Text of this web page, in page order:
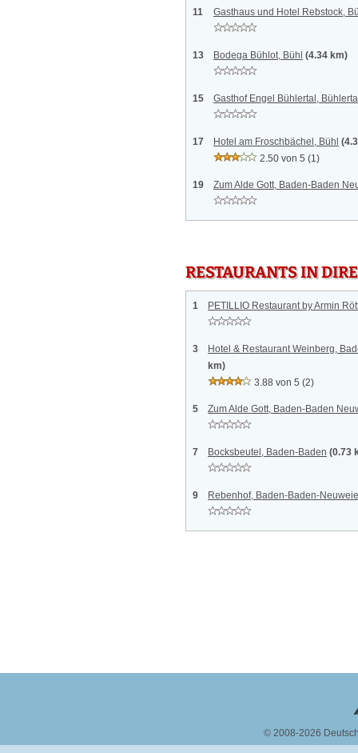
11 Gasthaus und Hotel Rebstock,
13 Bodega Bühlot, Bühl (4.34 km)
15 Gasthof Engel Bühlertal,
17 Hotel am Froschbächel, Bühl
2.50 von 5 (1)
19 Zum Alde Gott, Baden-Baden
RESTAURANTS IN
1 PETILLIO Restaurant by Armin
3
Hotel & Restaurant Weinberg,
km)
3.88 von 5 (2)
5 Zum Alde Gott, Baden-Baden
7 Bocksbeutel, Baden-Baden (0.73
9 Rebenhof, Baden-Baden-
© 2008-2026